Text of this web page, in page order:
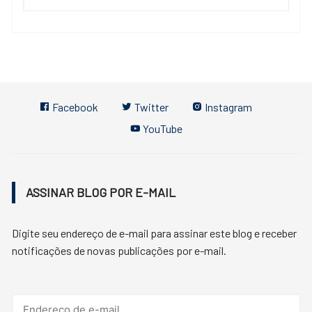
Facebook Twitter
Instagram
YouTube
ASSINAR BLOG POR E-MAIL
Digite seu endereço de e-mail para assinar este blog e receber
notificações de novas publicações por e-mail.